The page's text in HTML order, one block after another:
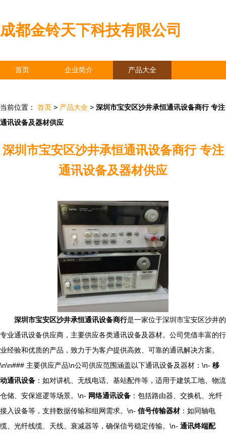
成都金铃天下科技有限公司
首页 企业简介 产品大全
当前位置： 首页 > 产品大全 > 深圳市宝安区沙井承恒通讯设备商行 专注
通讯设备及器材供应
深圳市宝安区沙井承恒通讯设备商行 专注
通讯设备及器材供应
深圳市宝安区沙井承恒通讯设备商行是一家位于深圳市宝安区沙井的
专业通讯设备供应商，主要供应各类通讯设备及器材。公司凭借丰富的行
业经验和优质的产品，致力于为客户提供高效、可靠的通讯解决方案。
\n\n### 主要供应产品\n公司供应范围涵盖以下通讯设备及器材：\n- 移
动通讯设备 ：如对讲机、无线电话、基站配件等，适用于建筑工地、物流
仓储、安保巡逻等场景。\n- 网络通讯设备 ：包括路由器、交换机、光纤
接入设备等，支持数据传输和组网需求。\n- 信号传输器材：如同轴电
缆、光纤线缆、天线、衰减器等，确保信号稳定传输。\n- 通讯终端配